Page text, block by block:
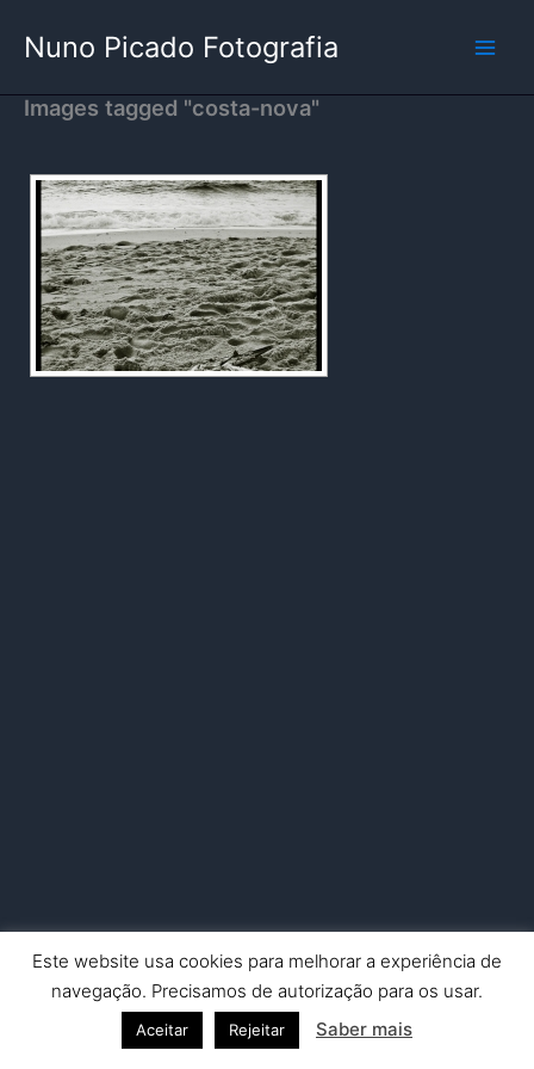
Nuno Picado Fotografia
Images tagged "costa-nova"
Copyright © 2026 Nuno Picado Fotografia | Powered byAstra
WordPress Theme
Este website usa cookies para melhorar a experiência de
navegação. Precisamos de autorização para os usar.
Aceitar Rejeitar Saber mais